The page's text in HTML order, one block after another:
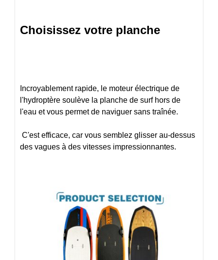
Choisissez votre planche
Incroyablement rapide, le moteur électrique de
l'hydroptère soulève la planche de surf hors de
l'eau et vous permet de naviguer sans traînée.
C'est efficace, car vous semblez glisser au-dessus
des vagues à des vitesses impressionnantes.